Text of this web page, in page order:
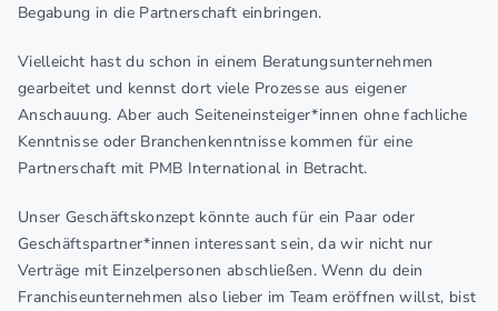
Begabung in die Partnerschaft einbringen.
Vielleicht hast du schon in einem Beratungsunternehmen
gearbeitet und kennst dort viele Prozesse aus eigener
Anschauung. Aber auch Seiteneinsteiger*innen ohne fachliche
Kenntnisse oder Branchenkenntnisse kommen für eine
Partnerschaft mit PMB International in Betracht.
Unser Geschäftskonzept könnte auch für ein Paar oder
Geschäftspartner*innen interessant sein, da wir nicht nur
Verträge mit Einzelpersonen abschließen. Wenn du dein
Franchiseunternehmen also lieber im Team eröffnen willst, bist